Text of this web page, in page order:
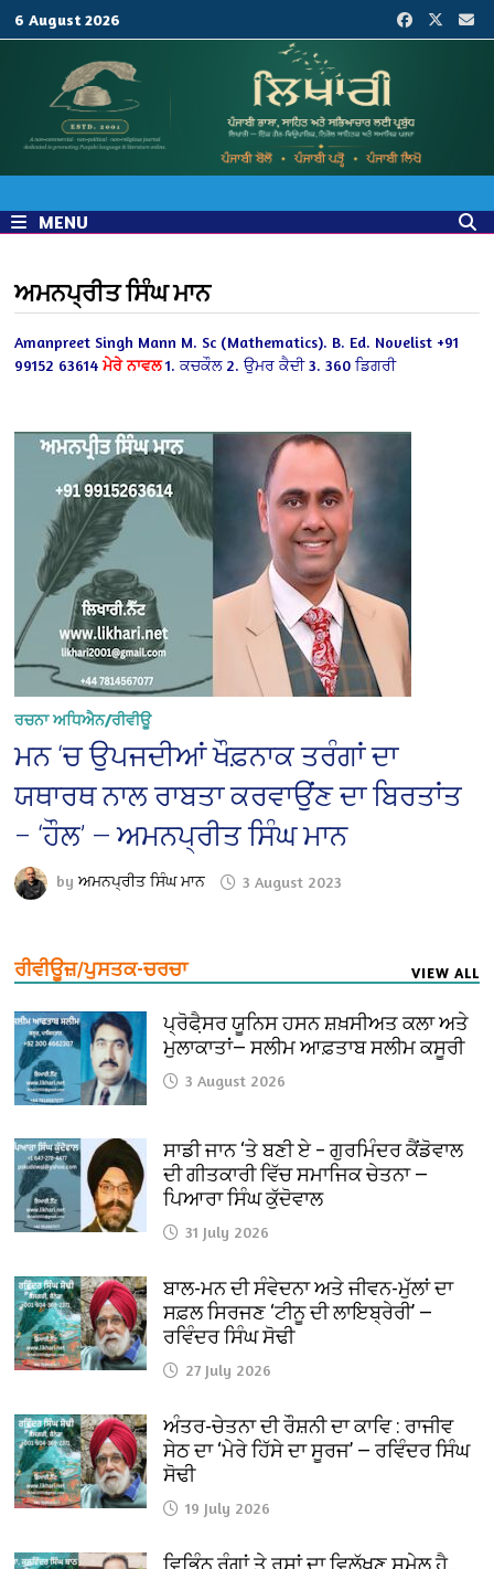
6 August 2026
MENU
ਅਮਨਪ੍ਰੀਤ ਸਿੰਘ ਮਾਨ
Amanpreet Singh Mann M. Sc (Mathematics). B. Ed. Novelist +91
99152 63614ਮੇਰੇ ਨਾਵਲ 1. ਕਚਕੌਲ 2. ਉਮਰ ਕੈਦੀ 3. 360 ਡਿਗਰੀ
ਰਚਨਾ ਅਧਿਐਨ/ਰੀਵੀਊ
ਮਨ ‘ਚ ਉਪਜਦੀਆਂ ਖੌਫ਼ਨਾਕ ਤਰੰਗਾਂ ਦਾ
ਯਥਾਰਥ ਨਾਲ ਰਾਬਤਾ ਕਰਵਾਉਂਣ ਦਾ ਬਿਰਤਾਂਤ
– ‘ਹੌਲ’ — ਅਮਨਪ੍ਰੀਤ ਸਿੰਘ ਮਾਨ
byਅਮਨਪ੍ਰੀਤ ਸਿੰਘ ਮਾਨ 3 August 2023
ਰੀਵੀਊਜ਼/ਪੁਸਤਕ-ਚਰਚਾ VIEW ALL
ਪ੍ਰੋਫੈ਼ਸਰ ਯੂਨਿਸ ਹਸਨ ਸ਼ਖ਼ਸੀਅਤ ਕਲਾ ਅਤੇ
ਮੁਲਾਕਾਤਾਂ— ਸਲੀਮ ਆਫ਼ਤਾਬ ਸਲੀਮ ਕਸੂਰੀ
3 August 2026
ਸਾਡੀ ਜਾਨ ‘ਤੇ ਬਣੀ ਏ – ਗੁਰਮਿੰਦਰ ਕੈਂਡੋਵਾਲ
ਦੀ ਗੀਤਕਾਰੀ ਵਿੱਚ ਸਮਾਜਿਕ ਚੇਤਨਾ —
ਪਿਆਰਾ ਸਿੰਘ ਕੁੱਦੋਵਾਲ
31 July 2026
ਬਾਲ-ਮਨ ਦੀ ਸੰਵੇਦਨਾ ਅਤੇ ਜੀਵਨ-ਮੁੱਲਾਂ ਦਾ
ਸਫ਼ਲ ਸਿਰਜਣ ‘ਟੀਨੂ ਦੀ ਲਾਇਬ੍ਰੇਰੀ’ —
ਰਵਿੰਦਰ ਸਿੰਘ ਸੋਢੀ
27 July 2026
ਅੰਤਰ-ਚੇਤਨਾ ਦੀ ਰੌਸ਼ਨੀ ਦਾ ਕਾਵਿ : ਰਾਜੀਵ
ਸੇਠ ਦਾ ‘ਮੇਰੇ ਹਿੱਸੇ ਦਾ ਸੂਰਜ’ — ਰਵਿੰਦਰ ਸਿੰਘ
ਸੋਢੀ
19 July 2026
ਵਿਭਿੰਨ ਰੰਗਾਂ ਤੇ ਰਸਾਂ ਦਾ ਵਿਲੱਖਣ ਸੁਮੇਲ ਹੈ…